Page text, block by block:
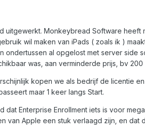
uitgewerkt. Monkeybread Software heeft
wil maken van iPads ( zoals ik )
ondertussen al opgelost met server side
was, aan verminderde prijs, bv 200
kopen we als bedrijf de licentie
maar 1 keer langs Start.
dat Enterprise Enrollment iets is voor
van Apple een stuk verlaagd zijn, en dat